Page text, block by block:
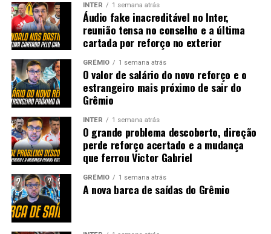
INTER 1 semana atrás
Áudio fake inacreditável no Inter,
reunião tensa no conselho e a última
cartada por reforço no exterior
GRÊMIO 1 semana atrás
O valor de salário do novo reforço e o
estrangeiro mais próximo de sair do
Grêmio
INTER 1 semana atrás
O grande problema descoberto, direção
perde reforço acertado e a mudança
que ferrou Victor Gabriel
GRÊMIO 1 semana atrás
A nova barca de saídas do Grêmio